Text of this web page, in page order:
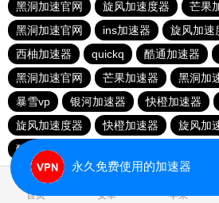
黑洞加速官网
旋风加速度器 芒果
黑洞加速官网
ins加速器 旋风加速
西柚加速器
quickq 酷通加速器
黑洞加速官网
芒果加速器 黑洞加
暴雪vp
银河加速器 快橙加速器
旋风加速度器
快橙加速器 旋风加
酷通加速器
首页 安卓 苹果
永久免费使用的加速器